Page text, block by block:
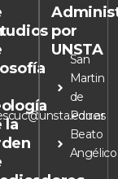
la
por
UNSTA
San
Martin
de
Porres
Beato
Angélico